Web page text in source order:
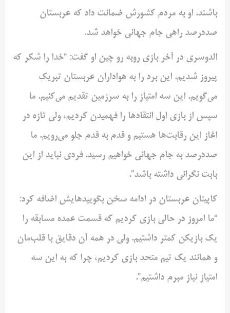
باشند. او به مردم کشورش ‌ضمانت داد که عربستان
صددرصد راهی جام جهانی خواهد شد. ‌
الدوسری در آخر بازی روبه رو چین او گفت: “خدا را شکر که
پیروز ‌شدیم. این برد را به هواداران عربستان تبریک
می‌گویم. این سه ‌امتیاز را به سرزمین تقدیم می‌کنیم. ما
سپس از بازی اول انتقادها را فهمیدن ‌کردیم، ولی تازه در
اغاز این رقابت‌ها هستیم و قدم به قدم جلو ‌می‌رویم. ما
صددرصد به جام جهانی خواهیم رسید. فردی نباید از ‌این
بابت نگرانی داشته باشد”. ‌
کاپیتان عربستان در ادامه سخن بگویید‌هایش اضافه کرد:
“ما امروز در ‌حالی بازی کردیم که قسمت عمده مسابقه را
یک بازیکن کمتر داشتیم. ‌ولی در همه آن دقایق با قلب‌مان
و همانند یک تیم متحد بازی کردیم، ‌چرا که به این سه
امتیاز نیاز مبرم داشتیم”. ‌